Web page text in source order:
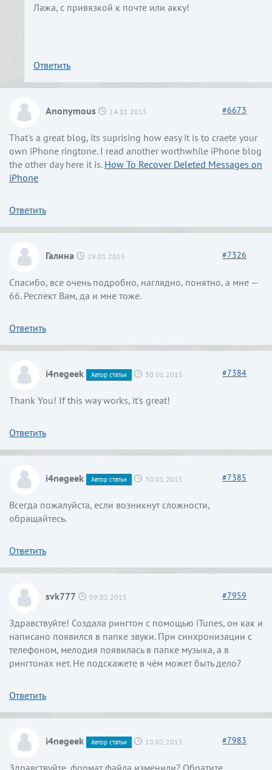
Лажа, с привязкой к почте или акку!
Ответить
Anonymous 14.01.2015 #6673
That's a great blog, its suprising how easy it is to craete your
own iPhone ringtone. I read another worthwhile iPhone blog
the other day here it is. How To Recover Deleted Messages on
iPhone
Ответить
Галина 29.01.2015 #7326
Спасибо, все очень подробно, наглядно, понятно, а мне —
66. Респект Вам, да и мне тоже.
Ответить
i4negeek Автор статьи 30.01.2015 #7384
Thank You! If this way works, it's great!
Ответить
i4negeek Автор статьи 30.01.2015 #7385
Всегда пожалуйста, если возникнут сложности,
обращайтесь.
Ответить
svk777 09.02.2015 #7959
Здравствуйте! Создала рингтон с помощью iTunes, он как и
написано появился в папке звуки. При синхронизации с
телефоном, мелодия появилась в папке музыка, а в
рингтонах нет. Не подскажете в чём может быть дело?
Ответить
i4negeek Автор статьи 10.02.2015 #7983
Здравствуйте, формат файла изменили? Обратите